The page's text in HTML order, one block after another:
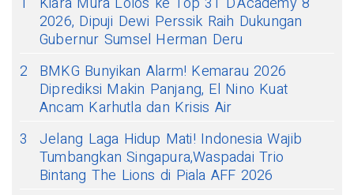
2026, Dipuji Dewi Perssik Raih Dukungan
Gubernur Sumsel Herman Deru
2
BMKG Bunyikan Alarm! Kemarau 2026
Diprediksi Makin Panjang, El Nino Kuat
Ancam Karhutla dan Krisis Air
3
Jelang Laga Hidup Mati! Indonesia Wajib
Tumbangkan Singapura,Waspadai Trio
Bintang The Lions di Piala AFF 2026